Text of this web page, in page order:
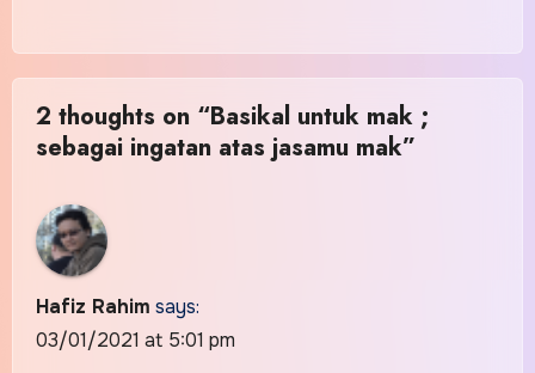
2 thoughts on “Basikal untuk mak ;
sebagai ingatan atas jasamu mak”
Hafiz Rahim says:
03/01/2021 at 5:01 pm